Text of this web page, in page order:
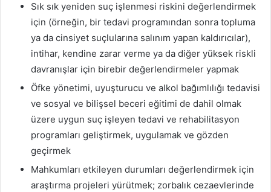
Sık sık yeniden suç işlenmesi riskini değerlendirmek
için (örneğin, bir tedavi programından sonra topluma
ya da cinsiyet suçlularına salınım yapan kaldırıcılar),
intihar, kendine zarar verme ya da diğer yüksek riskli
davranışlar için birebir değerlendirmeler yapmak
Öfke yönetimi, uyuşturucu ve alkol bağımlılığı tedavisi
ve sosyal ve bilişsel beceri eğitimi de dahil olmak
üzere uygun suç işleyen tedavi ve rehabilitasyon
programları geliştirmek, uygulamak ve gözden
geçirmek
Mahkumları etkileyen durumları değerlendirmek için
araştırma projeleri yürütmek; zorbalık cezaevlerinde